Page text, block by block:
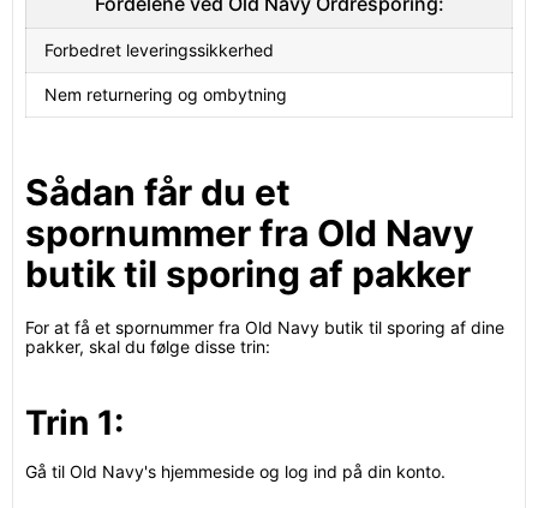
Forbedret leveringssikkerhed
Nem returnering og ombytning
Sådan får du et
spornummer fra Old Navy
butik til sporing af pakker
For at få et spornummer fra Old Navy butik til sporing af dine
pakker, skal du følge disse trin:
Trin 1:
Gå til Old Navy's hjemmeside og log ind på din konto.